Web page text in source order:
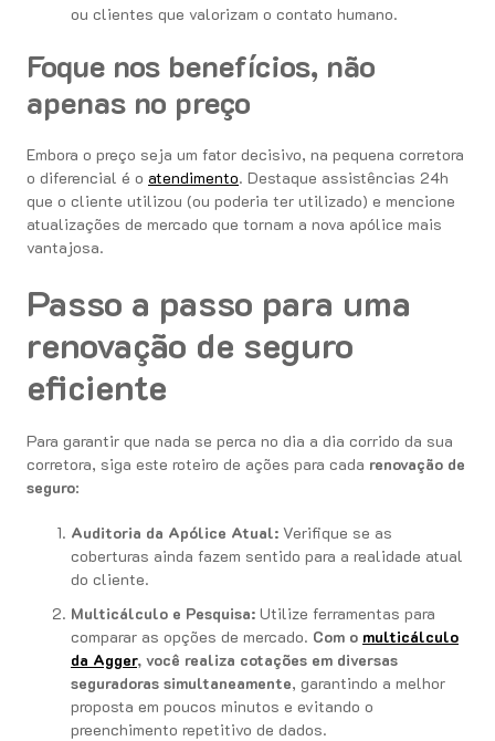
ou clientes que valorizam o contato humano.
Foque nos benefícios, não
apenas no preço
Embora o preço seja um fator decisivo, na pequena corretora
o diferencial é o atendimento. Destaque assistências 24h
que o cliente utilizou (ou poderia ter utilizado) e mencione
atualizações de mercado que tornam a nova apólice mais
vantajosa.
Passo a passo para uma
renovação de seguro
eficiente
Para garantir que nada se perca no dia a dia corrido da sua
corretora, siga este roteiro de ações para cada renovação de
seguro:
Auditoria da Apólice Atual: Verifique se as
coberturas ainda fazem sentido para a realidade atual
do cliente.
Multicálculo e Pesquisa: Utilize ferramentas para
comparar as opções de mercado. Com o multicálculo
da Agger, você realiza cotações em diversas
seguradoras simultaneamente, garantindo a melhor
proposta em poucos minutos e evitando o
preenchimento repetitivo de dados.